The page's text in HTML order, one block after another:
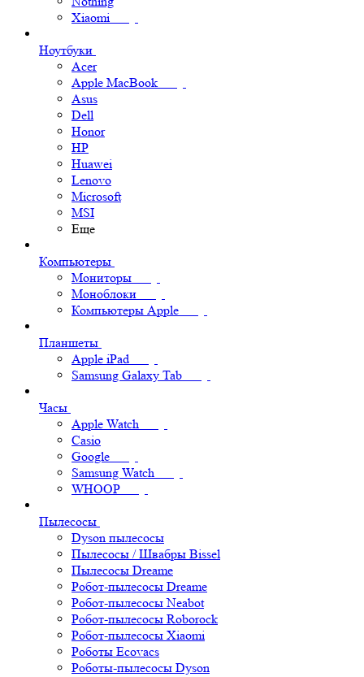
Xiaomi
Ноутбуки
Acer
Apple MacBook
Asus
Dell
Honor
HP
Huawei
Lenovo
Microsoft
MSI
Еще
Компьютеры
Мониторы
Моноблоки
Компьютеры Apple
Планшеты
Apple iPad
Samsung Galaxy Tab
Часы
Apple Watch
Casio
Google
Samsung Watch
WHOOP
Пылесосы
Dyson пылесосы
Пылесосы / Швабры Bissel
Пылесосы Dreame
Робот-пылесосы Dreame
Робот-пылесосы Neabot
Робот-пылесосы Roborock
Робот-пылесосы Xiaomi
Роботы Ecovacs
Роботы-пылесосы Dyson